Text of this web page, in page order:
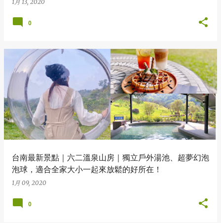
1月 13, 2020
0
台南最新景點｜六二溫泉山房｜獨立戶外湯池、超夢幻泡
泡球，適合全家大小一起來放鬆的好所在！
1月 09, 2020
0